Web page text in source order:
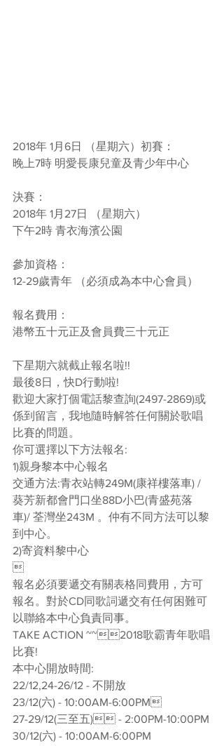
2018年 1月6日 （星期六）初賽：
晚上7時 明愛長康兒童及青少年中心
決賽：
2018年 1月27日 （星期六）
下午2時 青衣海濱公園
參加資格：
12-29歲青年 （必須成為本中心會員）
報名費用：
港幣五十元正及會員費三十元正
下星期六就截止報名啦!!
最後8日，快D行動啦! 
歡迎大家打個電話黎查詢(2497-2869)或
係到留言，我地隨時解答任何關於歌唱
比賽的問題。
你可選擇以下方法報名:
1)親身黎本中心報名
交通方法:青衣站轉249M(康祥樓落車) /
葵芳新都會門口坐88D小巴(青盛苑落
車)/ 荃灣坐243M 。仲有不同方法可以黎
到中心。
2)寄資料黎中心

報名必須要遞交有關表格同費用，方可
報名。對於CD同歌詞遞交有任何困難可
以聯絡本中心負責同事。
TAKE ACTION ~~2018歌霸青年歌唱
比賽!
本中心開放時間:
22/12,24-26/12 - 不開放
23/12(六) - 10:00AM-6:00PM
27-29/12(三至五) - 2:00PM-10:00PM
30/12(六) - 10:00AM-6:00PM